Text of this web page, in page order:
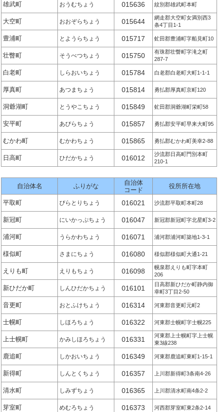
雄武町 おうむちょう 015636 紋別郡雄武町本町
大空町 おおぞらちょう 015644
網走郡大空町女満別西3
条4丁目1-1
豊浦町 とようらちょう 015717 虻田郡豊浦町字船見町10
壮瞥町 そうべつちょう 015750
有珠郡壮瞥町字滝之町
287-7
白老町 しらおいちょう 015784 白老郡白老町大町1-1-1
厚真町 あつまちょう 015814 勇払郡厚真町京町120
洞爺湖町 とうやこちょう 015849 虻田郡洞爺湖町栄町58
安平町 あびらちょう 015857 勇払郡安平町早来大町95
むかわ町 むかわちょう 015865 勇払郡むかわ町美幸2-88
日高町 ひだかちょう 016012
沙流郡日高町門別本町
210-1
自治体名 ふりがな
自治体
コード
役所所在地
平取町 びらとりちょう 016021 沙流郡平取町本町28
新冠町 にいかっぷちょう 016047 新冠郡新冠町字北星町3-2
浦河町 うらかわちょう 016071 浦河郡浦河町築地1-3-1
様似町 さまにちょう 016080 様似郡様似町大通1-21
えりも町 えりもちょう 016098
幌泉郡えりも町字本町
206
新ひだか町 しんひだかちょう 016101
日高郡新ひだか町静内御
幸町3丁目2-50
音更町 おとふけちょう 016314 河東郡音更町元町2
士幌町 しほろちょう 016322 河東郡士幌町字士幌225
上士幌町 かみしほろちょう 016331
河東郡上士幌町字上士幌
東3線238
鹿追町 しかおいちょう 016349 河東郡鹿追町東町1-15-1
新得町 しんとくちょう 016357 上川郡新得町3条南4-26
清水町 しみずちょう 016365 上川郡清水町南4条2-2
芽室町 めむろちょう 016373 河西郡芽室町東2条2-14